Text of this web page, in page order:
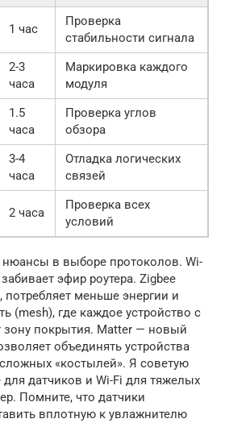
1 час
Проверка
стабильности сигнала
2-3
часа
Маркировка каждого
модуля
1.5
часа
Проверка углов
обзора
3-4
часа
Отладка логических
связей
2 часа
Проверка всех
условий
в выборе протоколов. Wi-
эфир роутера. Zigbee
потребляет меньше энергии и
(mesh), где каждое устройство с
зону покрытия. Matter — новый
объединять устройства
«костылей». Я советую
для датчиков и Wi-Fi для тяжелых
Помните, что датчики
вплотную к увлажнителю